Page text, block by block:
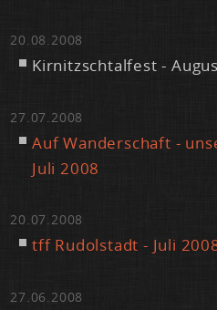
20.08.2008
Kir­nitzsch­tal­fest -
27.07.2008
Auf Wan­der­schaft -
Ju­li 2008
20.07.2008
tff Ru­dol­stadt - Ju­li
27.06.2008